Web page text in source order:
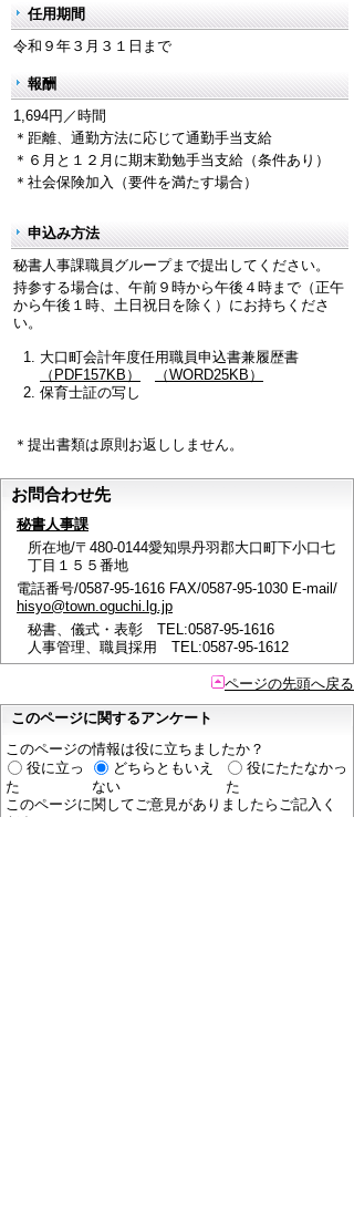
任用期間
令和９年３月３１日まで
報酬
1,694円／時間
＊距離、通勤方法に応じて通勤手当支給
＊６月と１２月に期末勤勉手当支給（条件あり）
＊社会保険加入（要件を満たす場合）
申込み方法
秘書人事課職員グループまで提出してください。
持参する場合は、午前９時から午後４時まで（正午
から午後１時、土日祝日を除く）にお持ちくださ
い。
大口町会計年度任用職員申込書兼履歴書
（PDF157KB）
（WORD25KB）
保育士証の写し
＊提出書類は原則お返ししません。
お問合わせ先
秘書人事課
所在地/〒480-0144愛知県丹羽郡大口町下小口七
丁目１５５番地
電話番号/0587-95-1616 FAX/0587-95-1030 E-mail/
hisyo@town.oguchi.lg.jp
秘書、儀式・表彰 TEL:0587-95-1616
人事管理、職員採用 TEL:0587-95-1612
ページの先頭へ戻る
このページに関するアンケート
このページの情報は役に立ちましたか？
役に立っ
た
どちらともいえ
ない
役にたたなかっ
た
このページに関してご意見がありましたらご記入く
ださい。